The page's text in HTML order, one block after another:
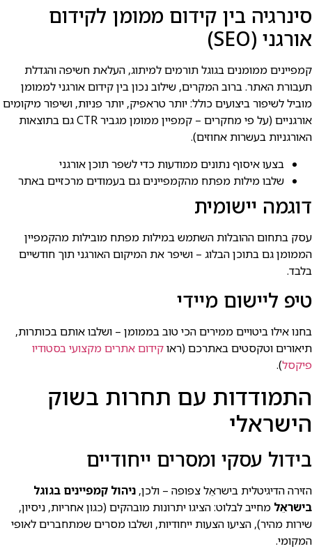
סינרגיה בין קידום ממומן לקידום
אורגני (SEO)
קמפיינים ממומנים בגוגל תורמים למיתוג, העלאת חשיפה והגדלת
תעבורת האתר. ברוב המקרים, שילוב נכון בין קידום אורגני לממומן
מוביל לשיפור ביצועים כולל: יותר טראפיק, יותר פניות, ושיפור מיקומים
אורגניים (על פי מחקרים – קמפיין ממומן מגביר CTR גם בתוצאות
האורגניות בעשרות אחוזים).
בצעו איסוף נתונים ממודעות כדי לשפר תוכן אורגני
שלבו מילות מפתח מהקמפיינים גם בעמודים מרכזיים באתר
דוגמה יישומית
עסק בתחום ההובלות השתמש במילות מפתח מובילות מהקמפיין
הממומן גם בתוכן הבלוג – ושיפר את המיקום האורגני תוך חודשיים
בלבד.
טיפ ליישום מיידי
בחנו אילו ביטויים ממירים הכי טוב בממומן – ושלבו אותם בכותרות,
תיאורים וטקסטים באתרכם (ראוקידום אתרים מקצועי בסטודיו
פיקסל).
התמודדות עם תחרות בשוק
הישראלי
בידול עסקי ומסרים ייחודיים
הזירה הדיגיטלית בישראֵל צפופה – ולכן, ניהול קמפיינים בגוגל
בישראֵל מחייב לבלוט: הציגו יתרונות מובהקים (כגון אחריות, ניסיון,
שירות מהיר), הציעו הצעות ייחודיות, ושלבו מסרים שמתחברים לאופי
המקומי.